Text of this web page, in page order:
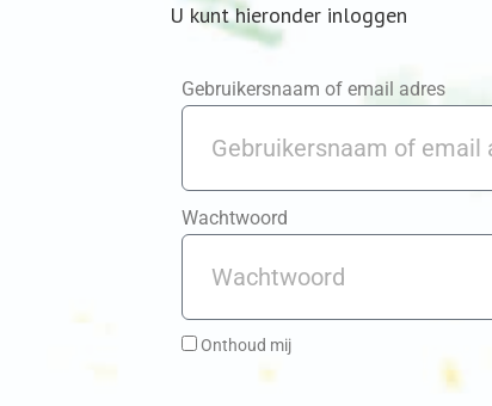
U kunt hieronder inloggen
Gebruikersnaam of email adres
Wachtwoord
Onthoud mij